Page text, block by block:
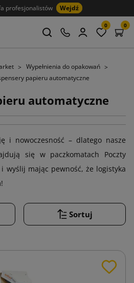
profesjonalistów Wejdź
0 0
Wypełnienia do opakowań
papieru automatyczne
automatyczne
i nowoczesność – dlatego nasze
się w paczkomatach Poczty
wyślij mając pewność, że logistyka
Sortuj